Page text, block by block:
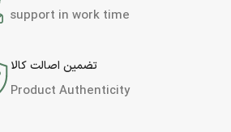
support in work time
تضمین اصالت کالا
Product Authenticity